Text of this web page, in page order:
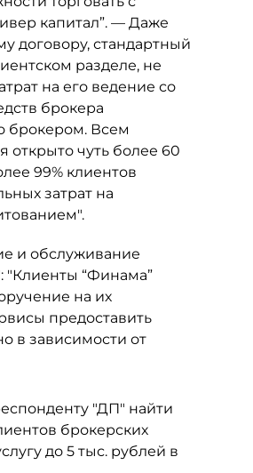
капитал”. — Даже
договору, стандартный
разделе, не
на его ведение со
брокера
брокером. Всем
чуть более 60
99% клиентов
затрат на
и обслуживание
"Клиенты “Финама”
на их
предоставить
в зависимости от
"ДП" найти
брокерских
до 5 тыс. рублей в